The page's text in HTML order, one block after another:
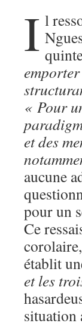
I l
« Pour
et des
aucune
pour un
Ce
établit
et les
situation